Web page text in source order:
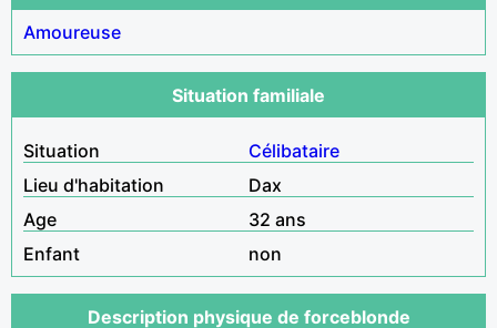
Amoureuse
Situation familiale
Situation
Célibataire
Lieu d'habitation
Dax
Age
32 ans
Enfant
non
Description physique de forceblonde